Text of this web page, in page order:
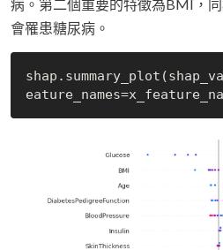
病。第二個重要的特徵為BMI，
會罹患糖尿病。